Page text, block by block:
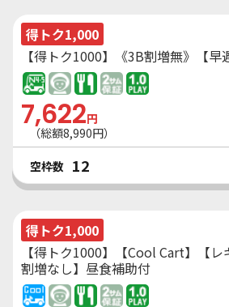
得トク1,000
【得トク1000】《3B割増無》【
7,622円
（総額8,990円）
空枠数 12
得トク1,000
【得トク1000】【Cool Cart】【
割増なし】昼食補助付